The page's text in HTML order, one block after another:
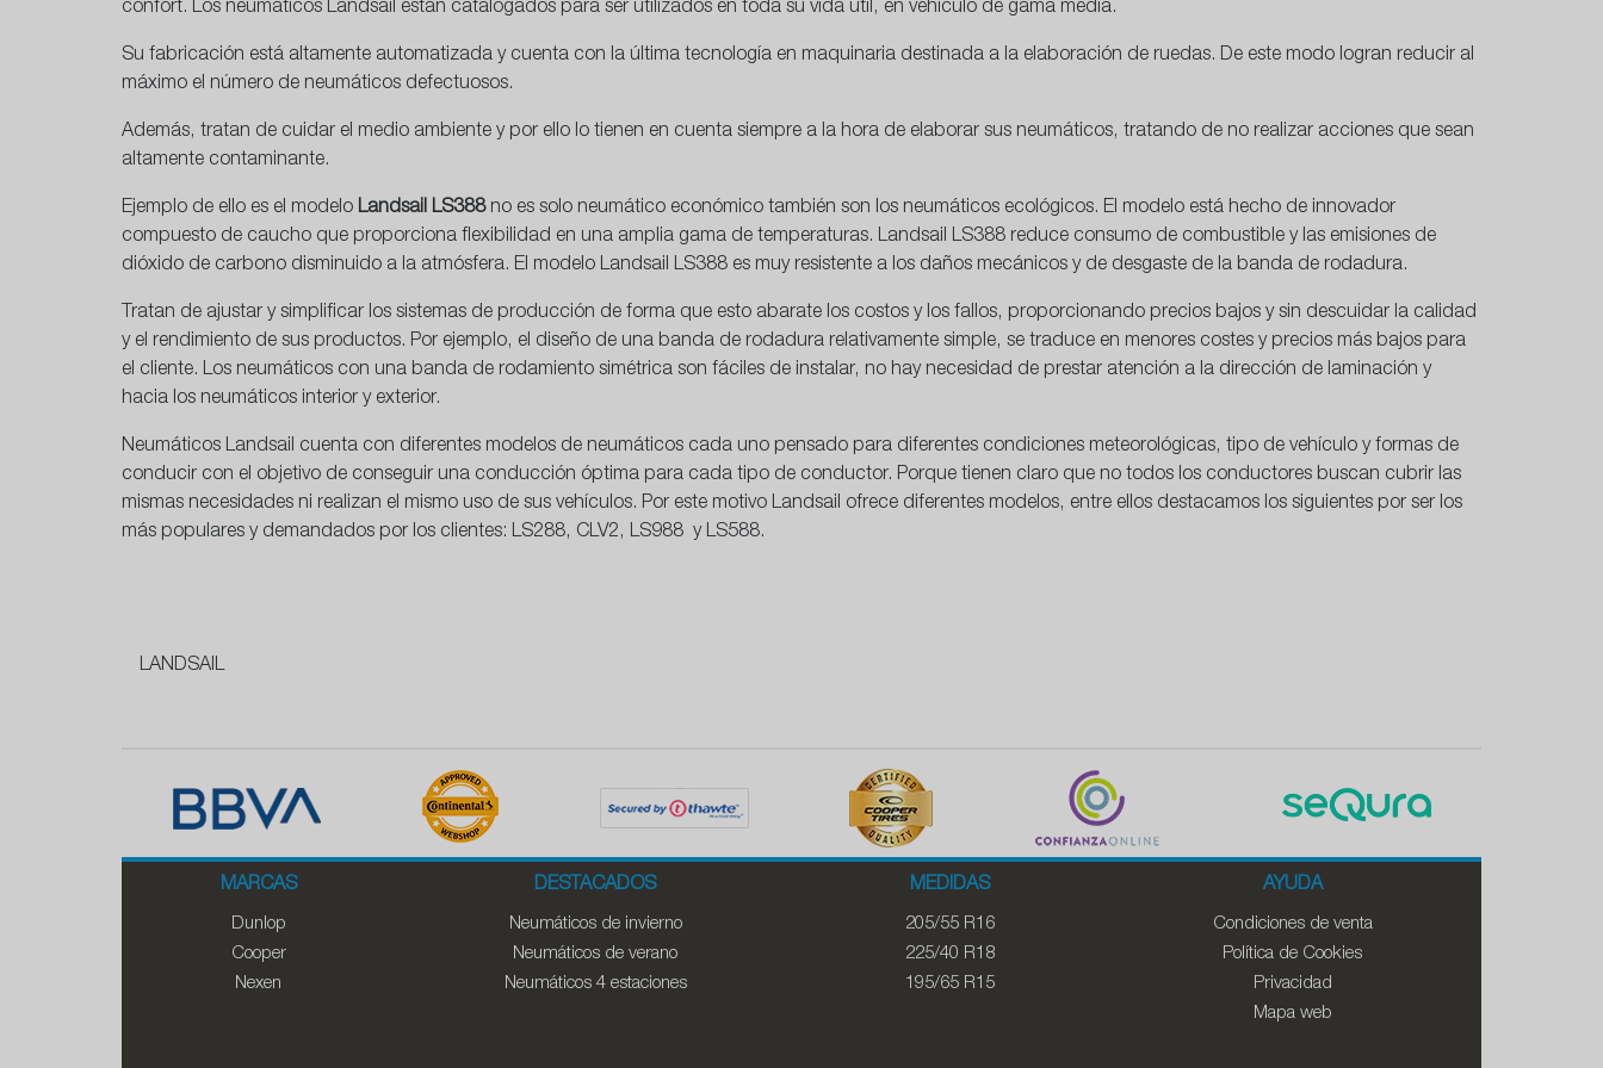
confort. Los neumáticos Landsail están catalogados para ser utilizados en toda su vida útil, en vehículo de gama media.
Su fabricación está altamente automatizada y cuenta con la última tecnología en maquinaria destinada a la elaboración de ruedas. De este modo logran reducir al
máximo el número de neumáticos defectuosos.
Además, tratan de cuidar el medio ambiente y por ello lo tienen en cuenta siempre a la hora de elaborar sus neumáticos, tratando de no realizar acciones que sean
altamente contaminante.
Ejemplo de ello es el modelo Landsail LS388no es solo neumático económico también son los neumáticos ecológicos. El modelo está hecho de innovador
compuesto de caucho que proporciona flexibilidad en una amplia gama de temperaturas. Landsail LS388 reduce consumo de combustible y las emisiones de
dióxido de carbono disminuido a la atmósfera. El modelo Landsail LS388 es muy resistente a los daños mecánicos y de desgaste de la banda de rodadura.
Tratan de ajustar y simplificar los sistemas de producción de forma que esto abarate los costos y los fallos, proporcionando precios bajos y sin descuidar la calidad
y el rendimiento de sus productos. Por ejemplo, el diseño de una banda de rodadura relativamente simple, se traduce en menores costes y precios más bajos para
el cliente. Los neumáticos con una banda de rodamiento simétrica son fáciles de instalar, no hay necesidad de prestar atención a la dirección de laminación y
hacia los neumáticos interior y exterior.
Neumáticos Landsail cuenta con diferentes modelos de neumáticos cada uno pensado para diferentes condiciones meteorológicas, tipo de vehículo y formas de
conducir con el objetivo de conseguir una conducción óptima para cada tipo de conductor. Porque tienen claro que no todos los conductores buscan cubrir las
mismas necesidades ni realizan el mismo uso de sus vehículos. Por este motivo Landsail ofrece diferentes modelos, entre ellos destacamos los siguientes por ser los
más populares y demandados por los clientes: LS288, CLV2, LS988 y LS588.
LANDSAIL
MARCAS
Dunlop
Cooper
Nexen
DESTACADOS
Neumáticos de invierno
Neumáticos de verano
Neumáticos 4 estaciones
MEDIDAS
205/55 R16
225/40 R18
195/65 R15
AYUDA
Condiciones de venta
Política de Cookies
Privacidad
Mapa web